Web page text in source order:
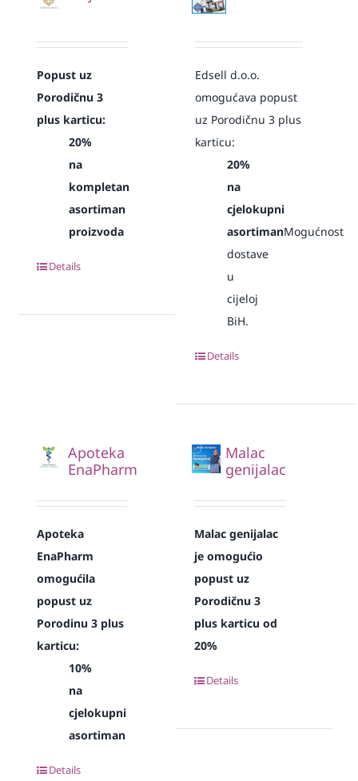
Popust uz
Porodičnu 3
plus karticu:
20%
na
kompletan
asortiman
proizvoda
Details
Edsell d.o.o.
omogućava popust
uz Porodičnu 3 plus
karticu:
20%
na
cjelokupni
asortimanMogućnost
dostave
u
cijeloj
BiH.
Details
Apoteka
EnaPharm
Apoteka
EnaPharm
omogućila
popust uz
Porodinu 3 plus
karticu:
10%
na
cjelokupni
asortiman
Details
Malac
genijalac
Malac genijalac
je omogućio
popust uz
Porodičnu 3
plus karticu od
20%
Details